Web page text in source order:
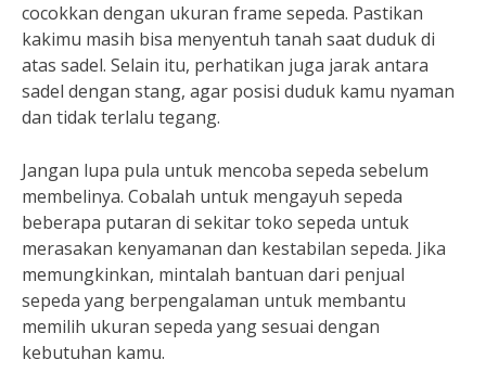
cocokkan dengan ukuran frame sepeda. Pastikan
kakimu masih bisa menyentuh tanah saat duduk di
atas sadel. Selain itu, perhatikan juga jarak antara
sadel dengan stang, agar posisi duduk kamu nyaman
dan tidak terlalu tegang.
Jangan lupa pula untuk mencoba sepeda sebelum
membelinya. Cobalah untuk mengayuh sepeda
beberapa putaran di sekitar toko sepeda untuk
merasakan kenyamanan dan kestabilan sepeda. Jika
memungkinkan, mintalah bantuan dari penjual
sepeda yang berpengalaman untuk membantu
memilih ukuran sepeda yang sesuai dengan
kebutuhan kamu.